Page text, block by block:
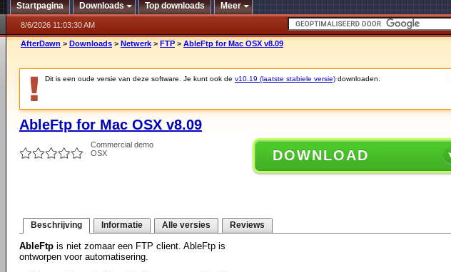
Startpagina Downloads Top downloads Meer
8/6/2026 11:03:30 AM
AfterDawn > Downloads > Netwerk > FTP > AbleFtp for Mac OSX v8.09
Dit is een oude versie van deze software. Je kunt ook de v10.19 (laatste stabiele versie) downloaden.
AbleFtp for Mac OSX v8.09
Commercial demo
OSX
DOWNLOAD
Beschrijving Informatie Alle versies Reviews
AbleFtp is niet zomaar een FTP client. AbleFtp is
ontworpen voor automatisering.